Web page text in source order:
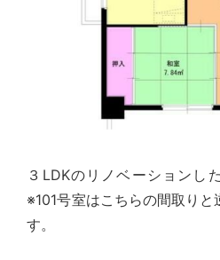
３LDKのリノベーション
※101号室はこちらの間取りと
す。